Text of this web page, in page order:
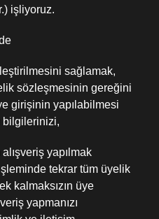
işliyoruz.
sağlamak,
sözleşmesinin gereğini
girişinin yapılabilmesi
bilgilerinizi,
yapılmak
tekrar tüm üyelik
kalmaksızın üye
yapmanızı